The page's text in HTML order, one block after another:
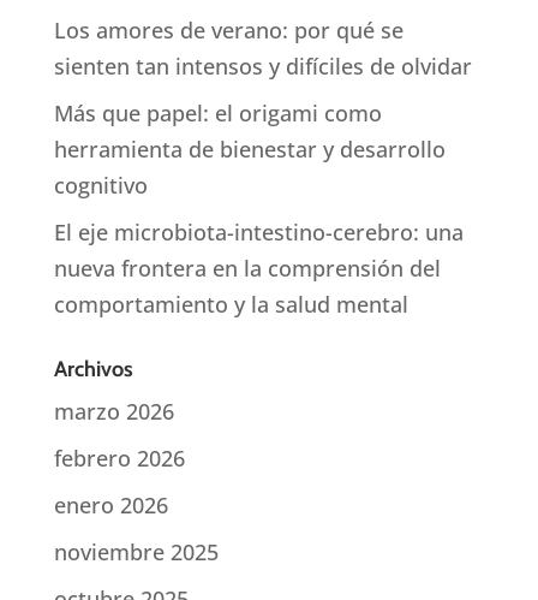
Los amores de verano: por qué se
sienten tan intensos y difíciles de olvidar
Más que papel: el origami como
herramienta de bienestar y desarrollo
cognitivo
El eje microbiota-intestino-cerebro: una
nueva frontera en la comprensión del
comportamiento y la salud mental
Archivos
marzo 2026
febrero 2026
enero 2026
noviembre 2025